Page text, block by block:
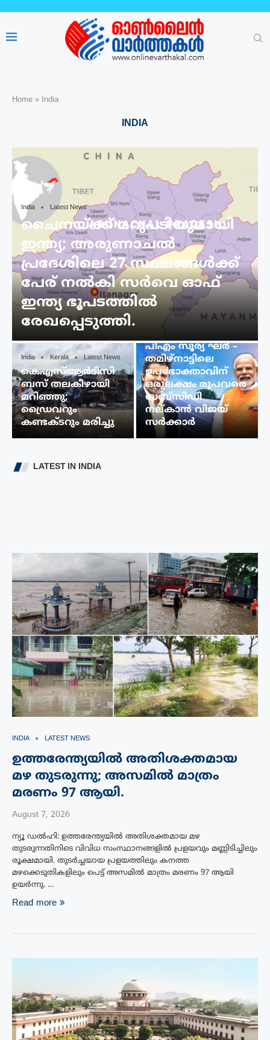
Home » India
INDIA
India Latest News
ചൈനയ്ക്ക് മറുപടിയുമായി
ഇന്ത്യ; അരുണാചൽ
പ്രദേശിലെ 27 സ്ഥലങ്ങൾക്ക്
പേര് നൽകി സർവെ ഓഫ്
ഇന്ത്യ ഭൂപടത്തിൽ
രേഖപ്പെടുത്തി.
India Kerala Latest News
കെഎസ്ആർടിസി
ബസ് തലകീഴായി
മറിഞ്ഞു;
ഡ്രൈവറും
കണ്ടക്ടറും മരിച്ചു
Latest News
പിഎം സൂര്യ ഘർ –
തമിഴ്നാട്ടിലെ
ഉപഭോക്താവിന്
ഒരുലക്ഷം രൂപവരെ
സബ്സിഡി
നല്കാൻ വിജയ്
സർക്കാർ
LATEST IN INDIA
INDIA LATEST NEWS
ഉത്തരേന്ത്യയിൽ അതിശക്തമായ
മഴ തുടരുന്നു; അസമിൽ മാത്രം
മരണം 97 ആയി.
August 7, 2026
ന്യൂ ഡൽഹി: ഉത്തരേന്ത്യയിൽ അതിശക്തമായ മഴ
തുടരുന്നതിനിടെ വിവിധ സംസ്ഥാനങ്ങളിൽ പ്രളയവും മണ്ണിടിച്ചിലും
രൂക്ഷമായി. തുടർച്ചയായ പ്രളയത്തിലും കനത്ത
മഴക്കെടുതികളിലും പെട്ട് അസമിൽ മാത്രം മരണം 97 ആയി
ഉയർന്നു. …
Read more